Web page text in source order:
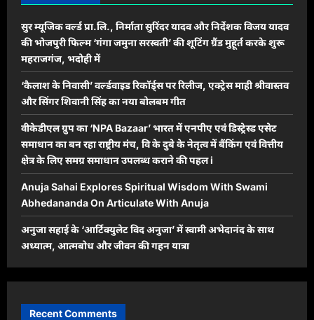
सुर म्यूजिक वर्ल्ड प्रा.लि., निर्माता सुरिंदर यादव और निर्देशक विजय यादव
की भोजपुरी फिल्म ‘गंगा जमुना सरस्वती’ की शूटिंग ग्रैंड मुहूर्त करके शुरू
महराजगंज, भदोही में
‘कैलाश के निवासी’ वर्ल्डवाइड रिकॉर्ड्स पर रिलीज, एक्ट्रेस माही श्रीवास्तव
और सिंगर शिवानी सिंह का नया बोलबम गीत
वीकेडीएल ग्रुप का ‘NPA Bazaar’ भारत में एनपीए एवं डिस्ट्रेस्ड एसेट
समाधान का बन रहा राष्ट्रीय मंच, वि के दुबे के नेतृत्व में बैंकिंग एवं वित्तीय
क्षेत्र के लिए समग्र समाधान उपलब्ध कराने की पहल i
Anuja Sahai Explores Spiritual Wisdom With Swami
Abhedananda On Articulate With Anuja
अनुजा सहाई के ‘आर्टिक्युलेट विद अनुजा’ में स्वामी अभेदानंद के साथ
अध्यात्म, आत्मबोध और जीवन की गहन यात्रा
Recent Comments